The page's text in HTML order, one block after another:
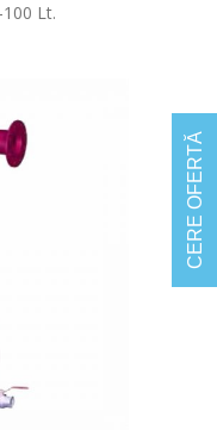
Lt.
CERE OFERTĂ